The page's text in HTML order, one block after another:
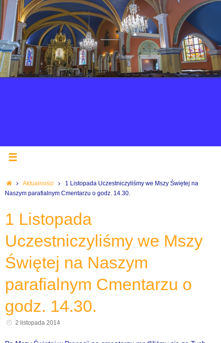
Aktualności
1 Listopada Uczestniczyliśmy we Mszy Świętej na
Naszym parafialnym Cmentarzu o godz. 14.30.
1 Listopada
Uczestniczyliśmy we Mszy
Świętej na Naszym
parafialnym Cmentarzu o
godz. 14.30.
2 listopada 2014